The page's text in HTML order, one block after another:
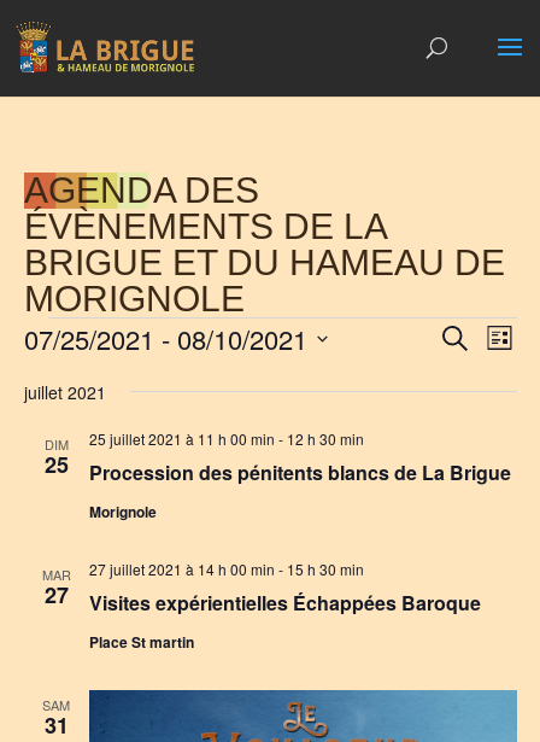
AGENDA DES
ÉVÈNEMENTS DE LA
BRIGUE ET DU HAMEAU DE
MORIGNOLE
ÉVÈNEMENTS
VUES
Recherche
DE
Liste
07/25/2021 - 08/10/2021
une
juillet 2021
DIM
25 Procession des pénitents blancs de La Brigue
25 juillet 2021 à 11 h 00 min - 12 h 30 min
Morignole
MAR
27 Visites expérientielles Échappées Baroque
27 juillet 2021 à 14 h 00 min - 15 h 30 min
Place St martin
SAM
31